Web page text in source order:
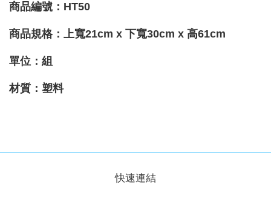
商品編號：HT50
商品規格：上寬21cm x 下寬30cm x 高61cm
單位： 組
材質 ： 塑料
快速連結